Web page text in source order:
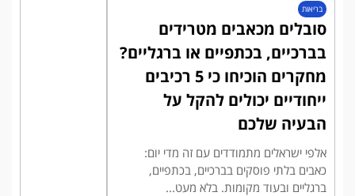
בריאות
סובלים מכאבים מטרידים
בברכיים, בכתפיים או ברגליים?
מחקרים הוכיחו כי 5 רכיבים
ייחודיים יכולים להקל על
הבעיה שלכם
אלפי ישראלים מתמודדים עם זה מדי יום:
כאבים בלתי פוסקים בברכיים, בכתפיים,
ברגליים ובעוד מקומות. בלא מעט...